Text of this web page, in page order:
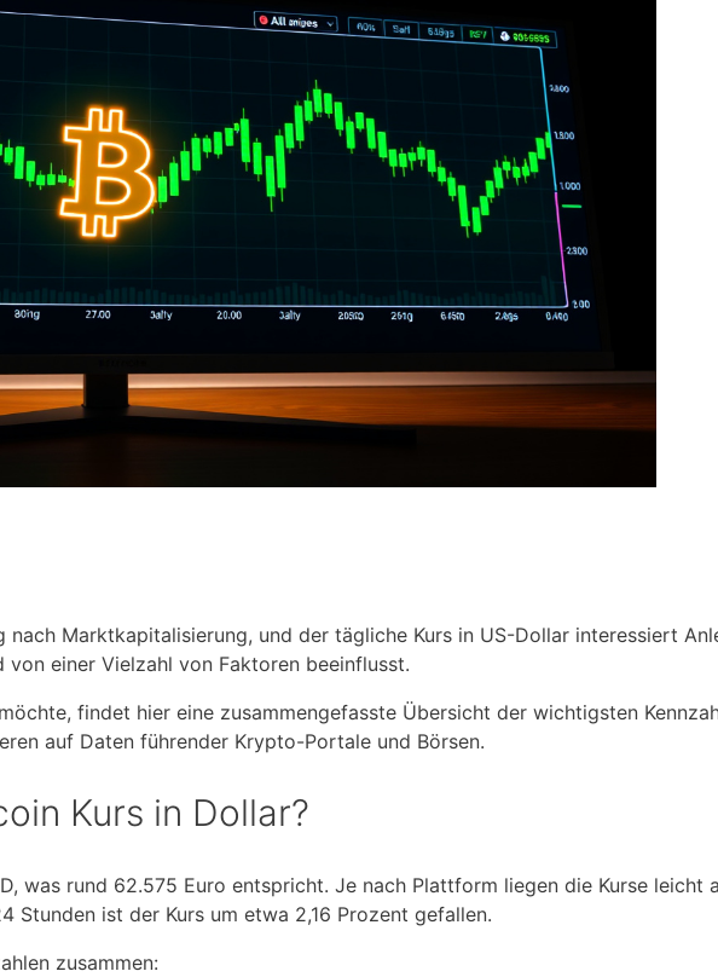
Marktkapitalisierung, und der tägliche Kurs in US-Dollar interessiert
einer Vielzahl von Faktoren beeinflusst.
findet hier eine zusammengefasste Übersicht der wichtigsten
auf Daten führender Krypto-Portale und Börsen.
Kurs in Dollar?
was rund 62.575 Euro entspricht. Je nach Plattform liegen die Kurse leicht
Stunden ist der Kurs um etwa 2,16 Prozent gefallen.
zusammen: